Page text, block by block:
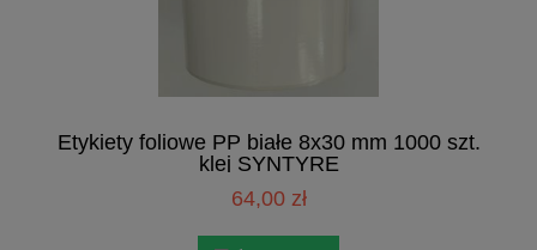
Etykiety foliowe PP białe 8x30 mm 1000 szt.
klej SYNTYRE
64,00 zł